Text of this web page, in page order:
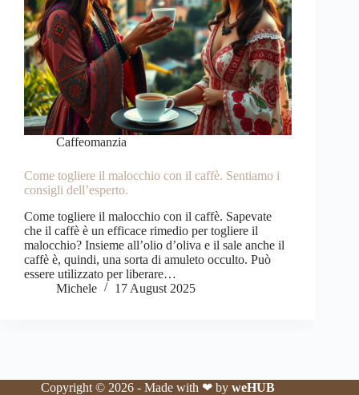
Caffeomanzia
Come togliere il malocchio con il caffè. Sentiamo i
consigli dell’esperto.
Come togliere il malocchio con il caffè. Sapevate
che il caffè è un efficace rimedio per togliere il
malocchio? Insieme all’olio d’oliva e il sale anche il
caffè è, quindi, una sorta di amuleto occulto. Può
essere utilizzato per liberare…
Michele
17 August 2025
Copyright © 2026 - Made with ❤ byweHUB